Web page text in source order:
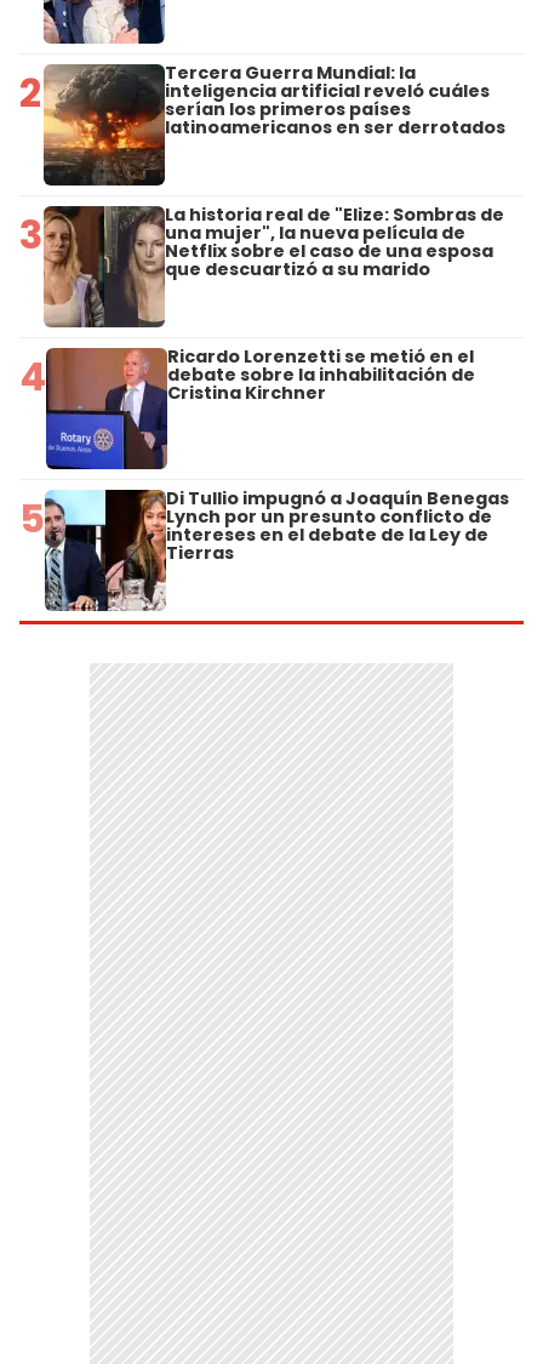
2 Tercera Guerra Mundial: la
inteligencia artificial reveló cuáles
serían los primeros países
latinoamericanos en ser derrotados
3 La historia real de "Elize: Sombras de
una mujer", la nueva película de
Netflix sobre el caso de una esposa
que descuartizó a su marido
4 Ricardo Lorenzetti se metió en el
debate sobre la inhabilitación de
Cristina Kirchner
5 Di Tullio impugnó a Joaquín Benegas
Lynch por un presunto conflicto de
intereses en el debate de la Ley de
Tierras